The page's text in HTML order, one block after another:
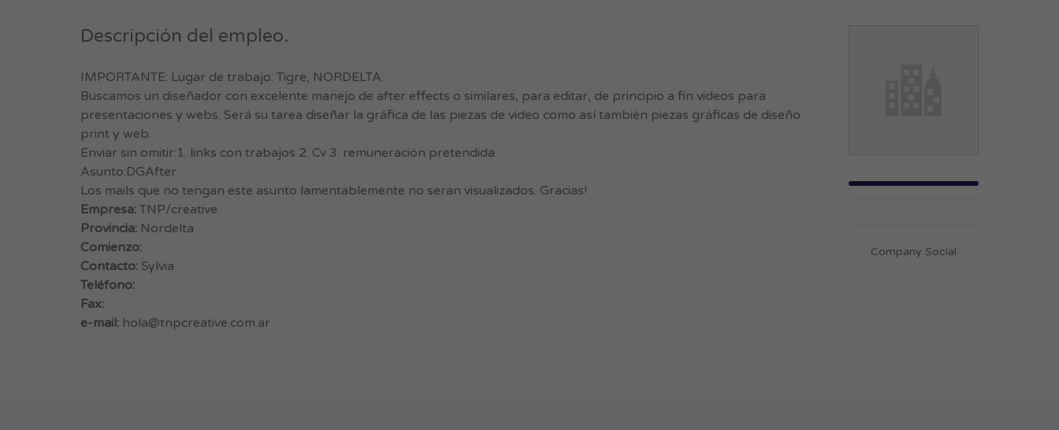
Descripción del empleo.
IMPORTANTE: Lugar de trabajo: Tigre, NORDELTA.
Buscamos un diseñador con excelente manejo de after effects o similares, para editar, de principio a fin videos para
presentaciones y webs. Será su tarea diseñar la gráfica de las piezas de video como así también piezas gráficas de diseño
print y web.
Enviar sin omitir:1. links con trabajos 2. Cv 3. remuneración pretendida
Asunto:DGAfter
Los mails que no tengan este asunto lamentablemente no seran visualizados. Gracias!
Empresa: TNP/creative
Provincia: Nordelta
Comienzo:
Contacto: Sylvia
Teléfono:
Fax:
e-mail: hola@tnpcreative.com.ar
Company Social